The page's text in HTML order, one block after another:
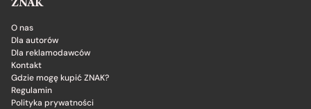
ZNAK
O nas
Dla autorów
Dla reklamodawców
Kontakt
Gdzie mogę kupić ZNAK?
Regulamin
Polityka prywatności